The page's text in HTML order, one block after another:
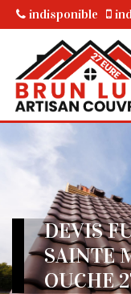
indisponible
DEVIS
SAINTE
OUCHE